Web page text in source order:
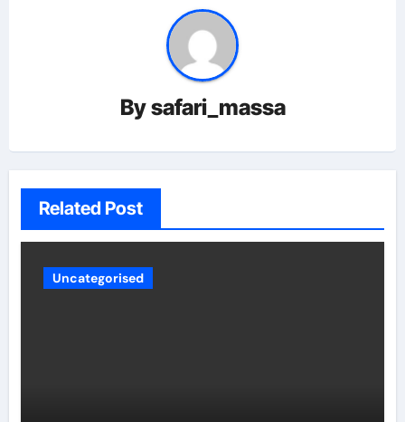
Bysafari_massa
Related Post
Uncategorised